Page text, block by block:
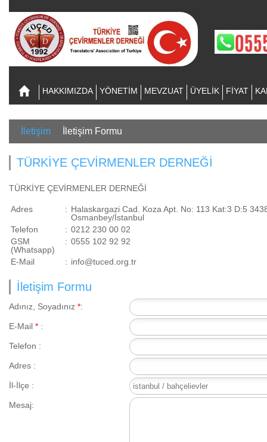
HAKKIMIZDA YÖNETİM MEVZUAT ÜYELİK FİYAT
İletişim İletişim Formu
TÜRKİYE ÇEVİRMENLER DERNEĞİ
TÜRKİYE ÇEVİRMENLER DERNEĞİ
Adres : Halaskargazi Cad. Koza Apt. No: 113 Kat:3 D:5
Osmanbey/İstanbul
Telefon
: 0212 230 00 02
GSM
(Whatsapp)
: 0555 102 92 92
E-Mail : info@tuced.org.tr
İletişim Formu
Adınız, Soyadınız *:
E-Mail * :
Telefon :
Adres :
İl-İlçe :
Mesaj: